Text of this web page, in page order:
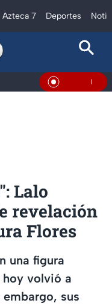
Azteca 7 Deportes
En Vivo
Lalo
revelación
Flores
una figura
hoy volvió a
embargo, sus